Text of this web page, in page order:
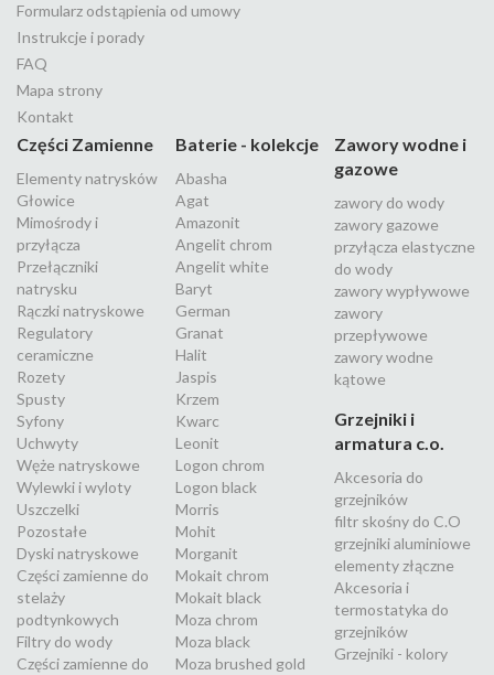
Formularz odstąpienia od umowy
Instrukcje i porady
FAQ
Mapa strony
Kontakt
Części Zamienne
Elementy natrysków
Głowice
Mimośrody i
przyłącza
Przełączniki
natrysku
Rączki natryskowe
Regulatory
ceramiczne
Rozety
Spusty
Syfony
Uchwyty
Węże natryskowe
Wylewki i wyloty
Uszczelki
Pozostałe
Dyski natryskowe
Części zamienne do
stelaży
podtynkowych
Filtry do wody
Części zamienne do
Baterie - kolekcje
Abasha
Agat
Amazonit
Angelit chrom
Angelit white
Baryt
German
Granat
Halit
Jaspis
Krzem
Kwarc
Leonit
Logon chrom
Logon black
Morris
Mohit
Morganit
Mokait chrom
Mokait black
Moza chrom
Moza black
Moza brushed gold
Zawory wodne i
gazowe
zawory do wody
zawory gazowe
przyłącza elastyczne
do wody
zawory wypływowe
zawory
przepływowe
zawory wodne
kątowe
Grzejniki i
armatura c.o.
Akcesoria do
grzejników
filtr skośny do C.O
grzejniki aluminiowe
elementy złączne
Akcesoria i
termostatyka do
grzejników
Grzejniki - kolory